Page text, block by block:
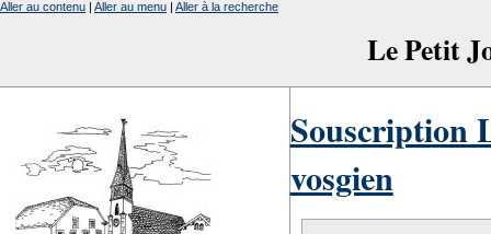
Le Petit
Aller au contenu | Aller au menu | Aller à la recherche
Souscription
vosgien